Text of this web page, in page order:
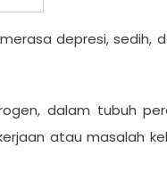
depresi, sedih,
dalam tubuh
atau masalah